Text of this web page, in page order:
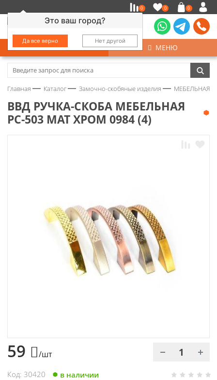
Это ваш город?
Да все верно Нет другой
0 0 0
КАТАЛОГ МЕНЮ
Замочно-скобяные изделия
Колеса
Электроды и проволока
Главная Каталог Замочно-скобяные изделия МЕБЕЛЬНАЯ
ВВД РУЧКА-СКОБА МЕБЕЛЬНАЯ
РС-503 МАТ ХРОМ 0984 (4)
59 /шт
Код: 30420 в наличии